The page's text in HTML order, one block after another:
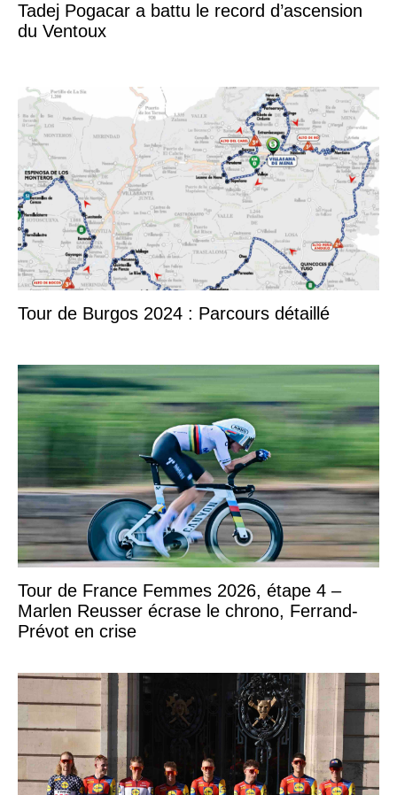
Tadej Pogacar a battu le record d’ascension
du Ventoux
Tour de Burgos 2024 : Parcours détaillé
Tour de France Femmes 2026, étape 4 –
Marlen Reusser écrase le chrono, Ferrand-
Prévot en crise